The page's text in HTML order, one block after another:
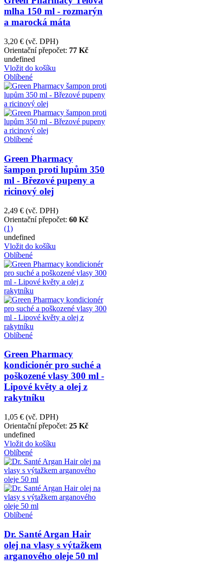
mlha 150 ml - rozmarýn
a marocká máta
3,20 € (vč. DPH)
Orientační přepočet: 77 Kč
undefined
Vložit do košíku
Oblíbené
Oblíbené
Green Pharmacy
šampon proti lupům 350
ml - Březové pupeny a
ricinový olej
2,49 € (vč. DPH)
Orientační přepočet: 60 Kč
(1)
undefined
Vložit do košíku
Oblíbené
Oblíbené
Green Pharmacy
kondicionér pro suché a
poškozené vlasy 300 ml -
Lipové květy a olej z
rakytníku
1,05 € (vč. DPH)
Orientační přepočet: 25 Kč
undefined
Vložit do košíku
Oblíbené
Oblíbené
Dr. Santé Argan Hair
olej na vlasy s výtažkem
arganového oleje 50 ml